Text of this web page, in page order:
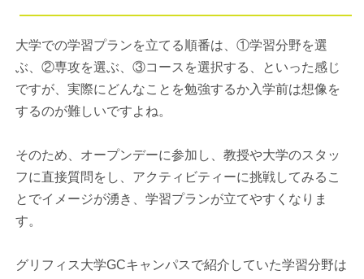
大学での学習プランを立てる順番は、①学習分野を選
ぶ、②専攻を選ぶ、③コースを選択する、といった感じ
ですが、実際にどんなことを勉強するか入学前は想像を
するのが難しいですよね。
そのため、オープンデーに参加し、教授や大学のスタッ
フに直接質問をし、アクティビティーに挑戦してみるこ
とでイメージが湧き、学習プランが立てやすくなりま
す。
グリフィス大学GCキャンパスで紹介していた学習分野は